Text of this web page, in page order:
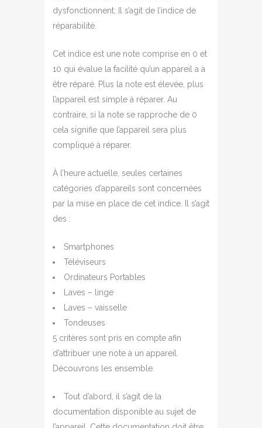
dysfonctionnent. Il s’agit de l’indice de
réparabilité.
Cet indice est une note comprise en 0 et
10 qui évalue la facilité qu’un appareil a à
être réparé. Plus la note est élevée, plus
l’appareil est simple à réparer. Au
contraire, si la note se rapproche de 0
cela signifie que l’appareil sera plus
compliqué à réparer.
À l’heure actuelle, seules certaines
catégories d’appareils sont concernées
par la mise en place de cet indice. Il s’agit
des :
Smartphones
Téléviseurs
Ordinateurs Portables
Laves – linge
Laves – vaisselle
Tondeuses
5 critères sont pris en compte afin
d’attribuer une note à un appareil.
Découvrons les ensemble.
Tout d’abord, il s’agit de la
documentation disponible au sujet de